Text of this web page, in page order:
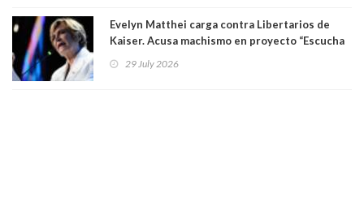
Evelyn Matthei carga contra Libertarios de
Kaiser. Acusa machismo en proyecto “Escucha
"¿Cómo puede haber alguien tan enfermo del
29 July 2026